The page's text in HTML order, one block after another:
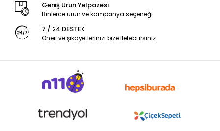
Geniş Ürün Yelpazesi
Binlerce ürün ve kampanya seçeneği
7 / 24 DESTEK
Öneri ve şikayetlerinizi bize iletebilirsiniz.